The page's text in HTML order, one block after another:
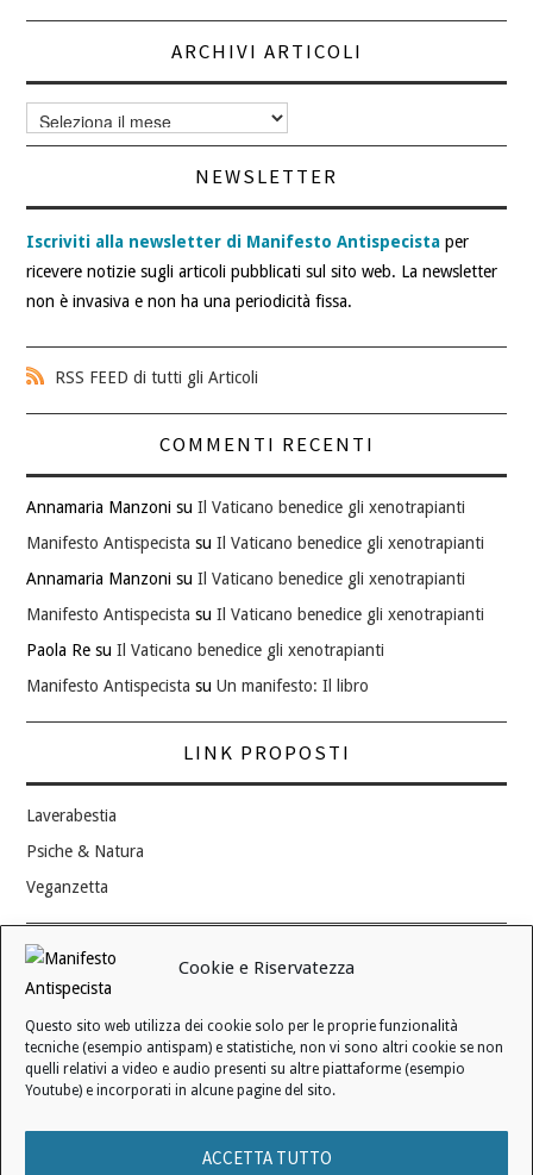
Cookie e Riservatezza
Questo sito web utilizza dei cookie solo per le proprie funzionalità
tecniche (esempio antispam) e statistiche, non vi sono altri cookie se non
quelli relativi a video e audio presenti su altre piattaforme (esempio
Youtube) e incorporati in alcune pagine del sito.
ACCETTA TUTTO
ARCHIVI ARTICOLI
Archivi
articoli
NEWSLETTER
Iscriviti alla newsletter di Manifesto Antispecista per
ricevere notizie sugli articoli pubblicati sul sito web. La newsletter
non è invasiva e non ha una periodicità fissa.
RSS FEED di tutti gli Articoli
COMMENTI RECENTI
Annamaria Manzoni suIl Vaticano benedice gli xenotrapianti
Manifesto Antispecista suIl Vaticano benedice gli xenotrapianti
Annamaria Manzoni suIl Vaticano benedice gli xenotrapianti
Manifesto Antispecista suIl Vaticano benedice gli xenotrapianti
Paola Re suIl Vaticano benedice gli xenotrapianti
Manifesto Antispecista suUn manifesto: Il libro
LINK PROPOSTI
Laverabestia
Psiche & Natura
Veganzetta
Modifica consenso ai cookie
REVOCA IL TUO CONSENSO
Stato attuale: Negato
INFORMATIVA SUI COOKIE|